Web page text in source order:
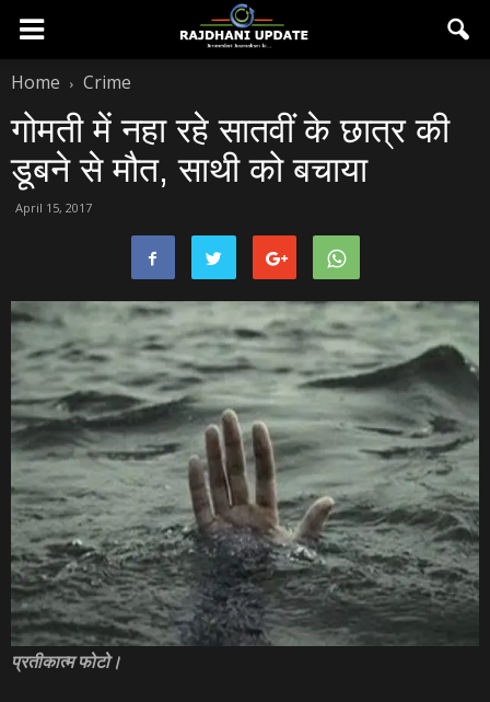
Home Crime
गोमती में नहा रहे सातवीं के छात्र की
डूबने से मौत, साथी को बचाया
April 15, 2017
प्रतीकात्म फोटो।